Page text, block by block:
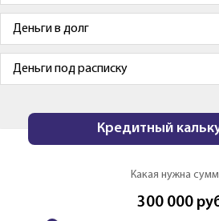
Деньги в долг
Деньги под расписку
Кредитный
Какая нужна
300 000